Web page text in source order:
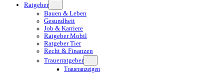
Ratgeber
Bauen & Leben
Gesundheit
Job & Karriere
Ratgeber Mobil
Ratgeber Tier
Recht & Finanzen
Trauerratgeber
Traueranzeigen